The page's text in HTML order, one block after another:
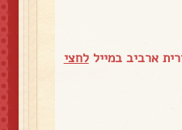
ארביב במייללחצי